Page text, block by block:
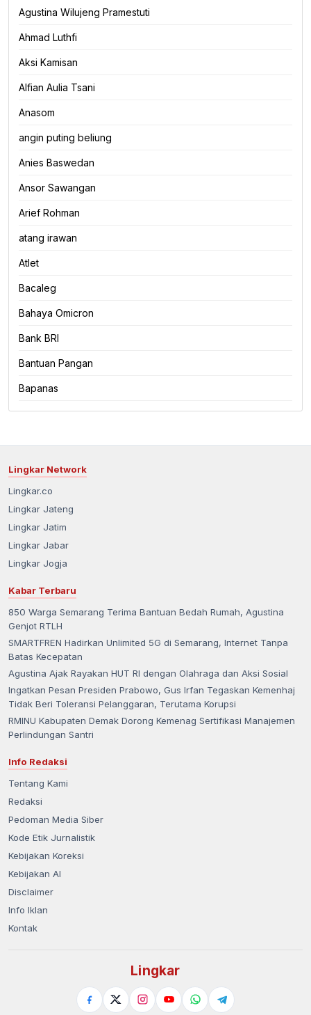
Agustina Wilujeng Pramestuti
Ahmad Luthfi
Aksi Kamisan
Alfian Aulia Tsani
Anasom
angin puting beliung
Anies Baswedan
Ansor Sawangan
Arief Rohman
atang irawan
Atlet
Bacaleg
Bahaya Omicron
Bank BRI
Bantuan Pangan
Bapanas
Lingkar Network
Lingkar.co
Lingkar Jateng
Lingkar Jatim
Lingkar Jabar
Lingkar Jogja
Kabar Terbaru
850 Warga Semarang Terima Bantuan Bedah Rumah, Agustina
Genjot RTLH
SMARTFREN Hadirkan Unlimited 5G di Semarang, Internet Tanpa
Batas Kecepatan
Agustina Ajak Rayakan HUT RI dengan Olahraga dan Aksi Sosial
Ingatkan Pesan Presiden Prabowo, Gus Irfan Tegaskan Kemenhaj
Tidak Beri Toleransi Pelanggaran, Terutama Korupsi
RMINU Kabupaten Demak Dorong Kemenag Sertifikasi Manajemen
Perlindungan Santri
Info Redaksi
Tentang Kami
Redaksi
Pedoman Media Siber
Kode Etik Jurnalistik
Kebijakan Koreksi
Kebijakan AI
Disclaimer
Info Iklan
Kontak
Lingkar